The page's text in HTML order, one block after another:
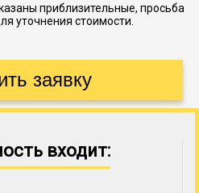
приблизительные, просьба
уточнения стоимости.
входит: